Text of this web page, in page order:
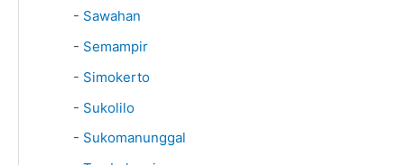
- Sawahan
- Semampir
- Simokerto
- Sukolilo
- Sukomanunggal